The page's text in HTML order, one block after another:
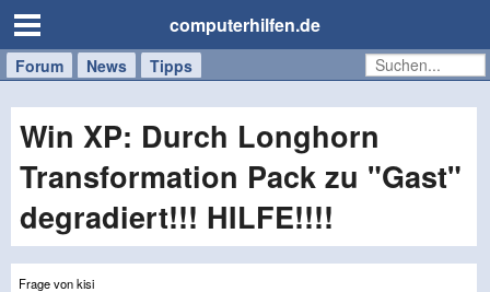
computerhilfen.de
Forum News Tipps
Handy
Tablet
Windows
Mac
Win XP: Durch Longhorn
Transformation Pack zu "Gast"
degradiert!!! HILFE!!!!
Frage von kisi